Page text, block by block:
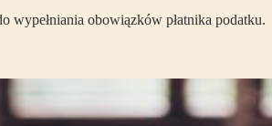
wypełniania obowiązków płatnika podatku.